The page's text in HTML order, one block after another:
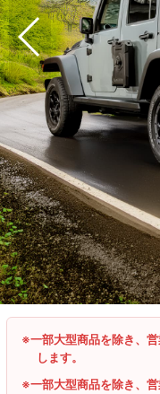
※一部大型商品を除き、
します。
※一部大型商品を除き、